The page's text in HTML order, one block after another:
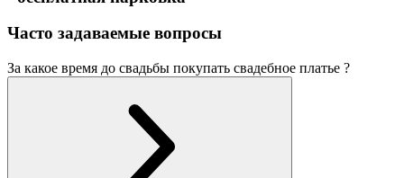
Часто задаваемые вопросы
За какое время до свадьбы покупать свадебное платье ?